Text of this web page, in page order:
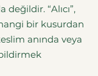
değildir. “Alıcı”,
bir kusurdan
anında veya